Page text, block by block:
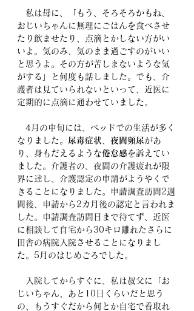
私は母に、「もう、そろそろかもね、
おじいちゃんに無理にごはんを食べさせ
たり飲ませたり、点滴とかしない方がい
いよ。気のみ、気のまま過ごすのがいい
と思うよ。その方が苦しまないような気
がする」と何度も話しました。でも、介
護者は見ていられないといって、近医に
定期的に点滴に通わせていました。
4月の中旬には、ベッドでの生活が多く
なりました。 尿毒症状 夜間頻尿があ
り、身もだえるような倦怠感 を訴えてい
ました。介護者の、夜間の介護疲れが限
界に達し、介護認定の申請がようやくで
きることになりました。申請調査訪問2週
間後、申請から2カ月後の認定と言われま
した。申請調査訪問日まで待てず、近医
に相談して自宅から30キロ離れたさらに
田舎の病院入院させることになりまし
た。5月のはじめごろでした。
入院してからすぐに、私は叔父に「お
じいちゃん、あと10日くらいだと思う
の、もうすぐだから何とか自宅で看取れ